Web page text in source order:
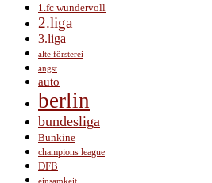
1.fc wundervoll
2.liga
3.liga
alte försterei
angst
auto
berlin
bundesliga
Bunkine
champions league
DFB
einsamkeit